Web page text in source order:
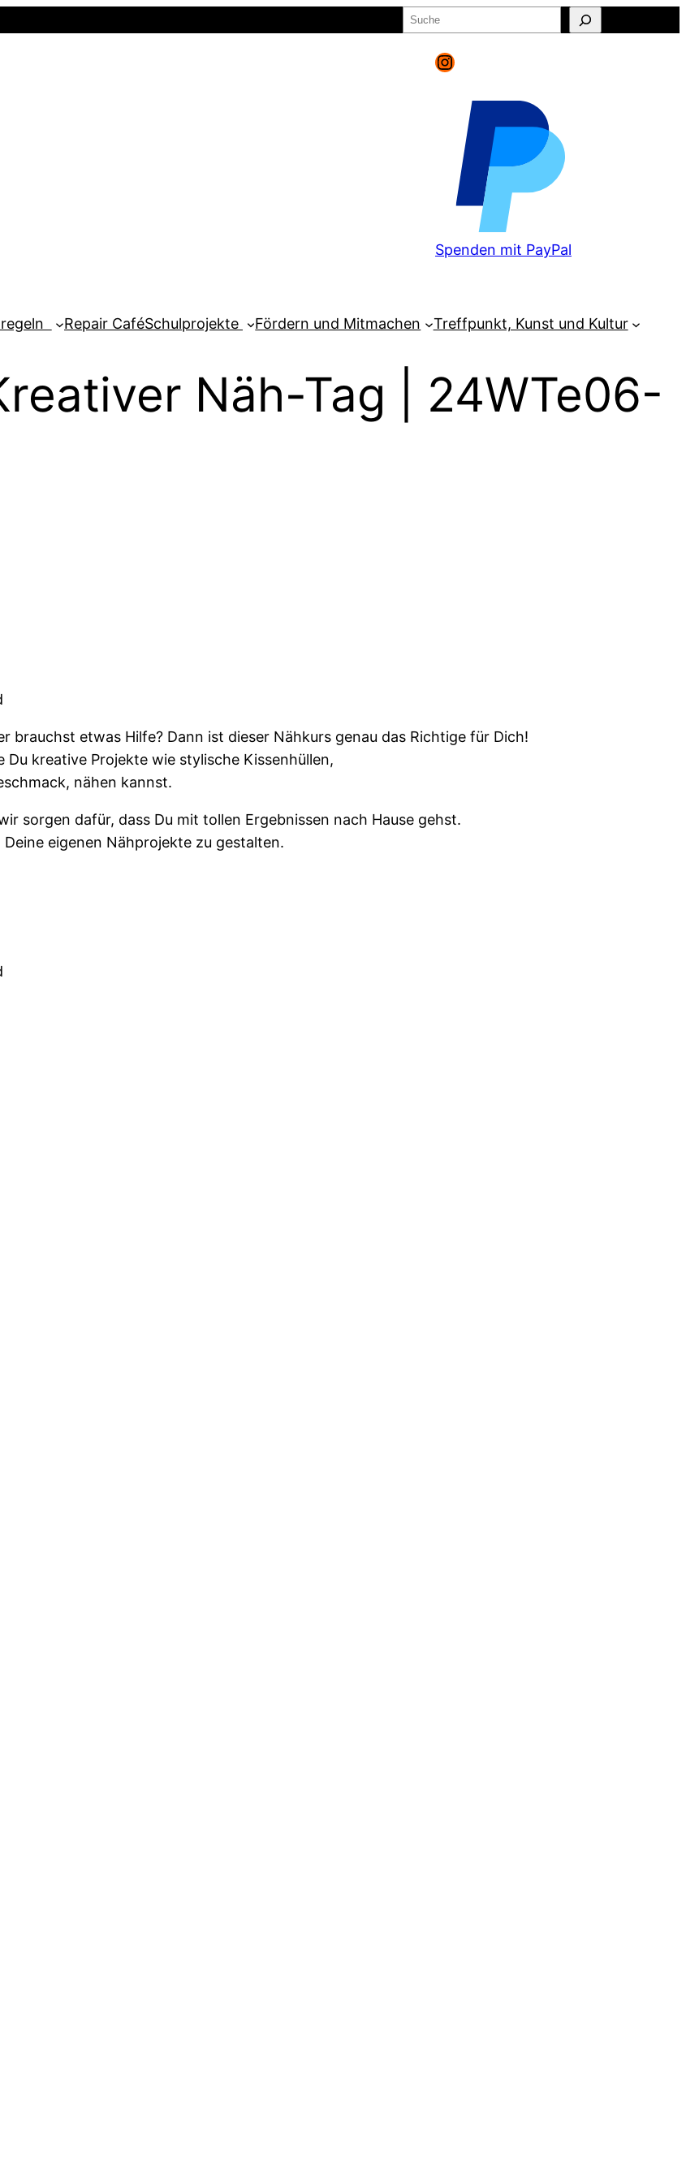
Suchen
Instagram
Spenden mit PayPal
Repair CaféSchulprojekte Fördern und Mitmachen Treffpunkt, Kunst und Kultur
Näh-Tag | 24WTe06-
brauchst etwas Hilfe? Dann ist dieser Nähkurs genau das Richtige für Dich!
kreative Projekte wie stylische Kissenhüllen,
nähen kannst.
sorgen dafür, dass Du mit tollen Ergebnissen nach Hause gehst.
eigenen Nähprojekte zu gestalten.